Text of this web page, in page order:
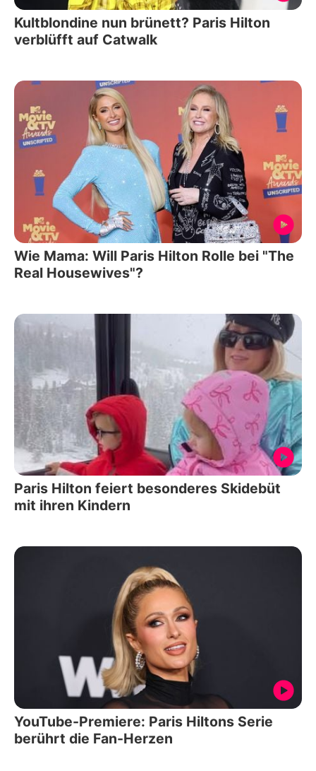
Kultblondine nun brünett? Paris Hilton
verblüfft auf Catwalk
Wie Mama: Will Paris Hilton Rolle bei "The
Real Housewives"?
Paris Hilton feiert besonderes Skidebüt
mit ihren Kindern
YouTube-Premiere: Paris Hiltons Serie
berührt die Fan-Herzen